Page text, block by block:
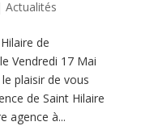
Actualités
de
Vendredi 17 Mai
plaisir de vous
de Saint Hilaire
agence à...